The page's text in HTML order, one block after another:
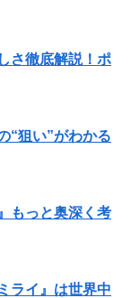
さ徹底解説！ポ
“狙い”がわかる
もっと奥深く考
ライ』は世界中